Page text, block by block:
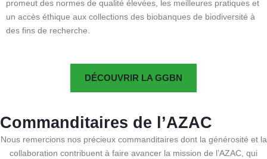
promeut des normes de qualité élevées, les meilleures pratiques et
un accès éthique aux collections des biobanques de biodiversité à
des fins de recherche.
DÉCOUVRIR LA GGBN
Commanditaires de l’AZAC
Nous remercions nos précieux commanditaires dont la générosité et la
collaboration contribuent à faire avancer la mission de l’AZAC, qui